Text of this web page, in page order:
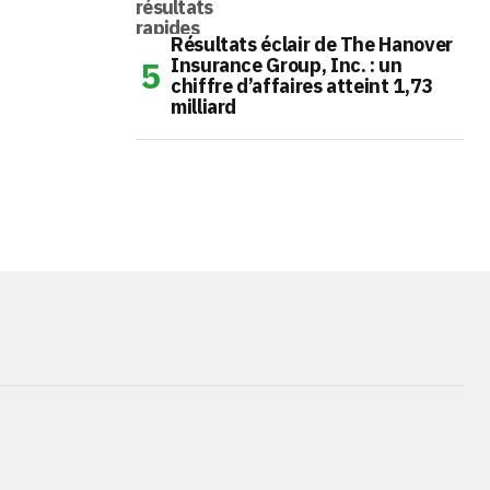
Résultats éclair de The Hanover
Insurance Group, Inc. : un
chiffre d’affaires atteint 1,73
milliard